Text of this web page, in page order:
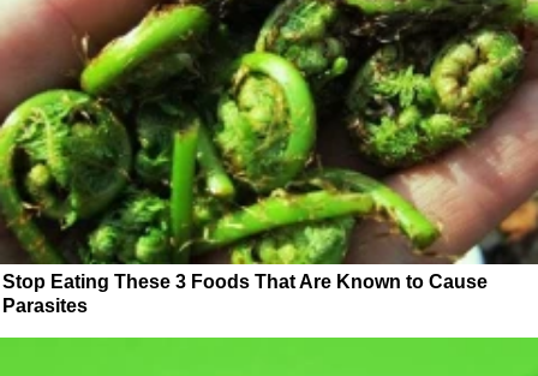
Stop Eating These 3 Foods That Are Known to Cause
Parasites